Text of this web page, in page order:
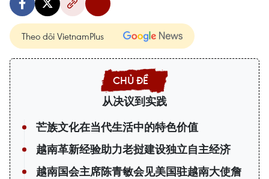
Theo dõi VietnamPlus
从决议到实践
芒族文化在当代生活中的特色价值
越南革新经验助力老挝建设独立自主经济
越南国会主席陈青敏会见美国驻越南大使詹